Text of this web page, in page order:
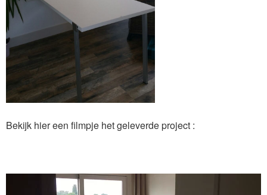
Bekijk hier een filmpje het geleverde project :